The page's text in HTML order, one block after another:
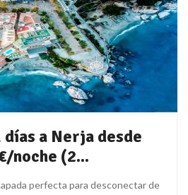
a Nerja desde
noche (2...
perfecta para desconectar de